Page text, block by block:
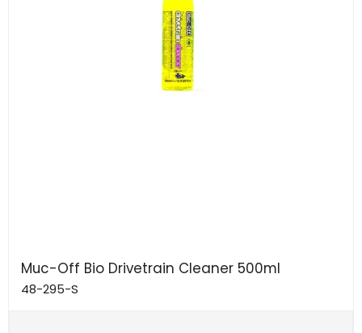
Muc-Off Bio Drivetrain Cleaner 500ml
48-295-S